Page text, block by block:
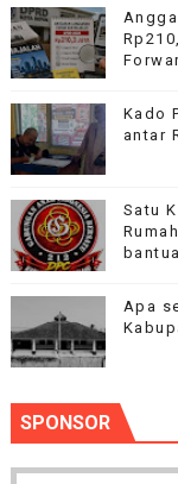
Kado
antar
Satu
Apa
SPONSOR